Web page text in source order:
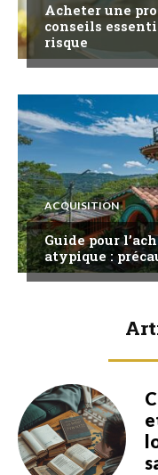
Acheter une
conseils
risque
ACQUISITION
Guide pour
atypique :